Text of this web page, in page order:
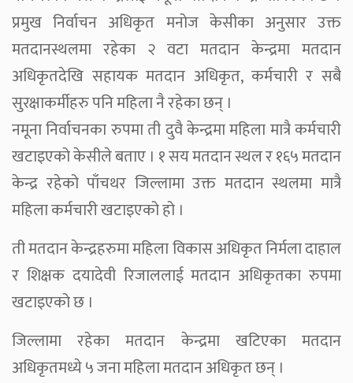
प्रमुख निर्वाचन अधिकृत मनोज केसीका अनुसार उक्त
मतदानस्थलमा रहेका २ वटा मतदान केन्द्रमा मतदान
अधिकृतदेखि सहायक मतदान अधिकृत, कर्मचारी र सबै
सुरक्षाकर्मीहरु पनि महिला नै रहेका छन् ।
नमूना निर्वाचनका रुपमा ती दुवै केन्द्रमा महिला मात्रै कर्मचारी
खटाइएको केसीले बताए । १ सय मतदान स्थल र १६५ मतदान
केन्द्र रहेको पाँचथर जिल्लामा उक्त मतदान स्थलमा मात्रै
महिला कर्मचारी खटाइएको हो ।
ती मतदान केन्द्रहरुमा महिला विकास अधिकृत निर्मला दाहाल
र शिक्षक दयादेवी रिजाललाई मतदान अधिकृतका रुपमा
खटाइएको छ ।
जिल्लामा रहेका मतदान केन्द्रमा खटिएका मतदान
अधिकृतमध्ये ५ जना महिला मतदान अधिकृत छन् ।